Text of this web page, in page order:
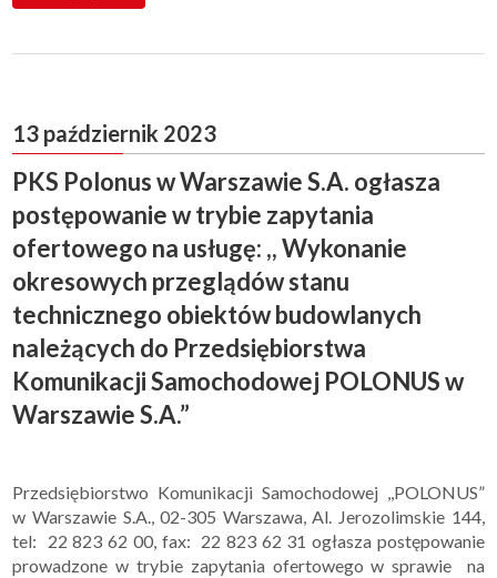
13 październik 2023
PKS Polonus w Warszawie S.A. ogłasza
postępowanie w trybie zapytania
ofertowego na usługę: ,, Wykonanie
okresowych przeglądów stanu
technicznego obiektów budowlanych
należących do Przedsiębiorstwa
Komunikacji Samochodowej POLONUS w
Warszawie S.A.”
Przedsiębiorstwo Komunikacji Samochodowej ,,POLONUS”
w Warszawie S.A., 02-305 Warszawa, Al. Jerozolimskie 144,
tel: 22 823 62 00, fax: 22 823 62 31 ogłasza postępowanie
prowadzone w trybie zapytania ofertowego w sprawie na